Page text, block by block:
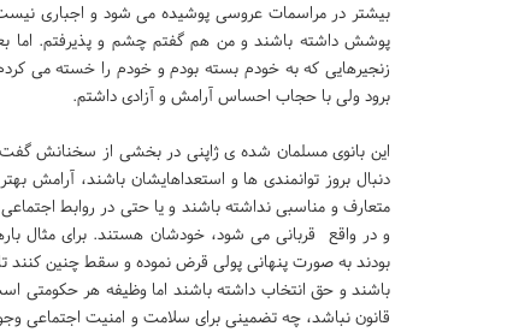
بیشتر در مراسمات عروسی پوشیده می شود و اجباری
پوشش داشته باشند و من هم گفتم چشم و پذیرفتم. اما
زنجیرهایی که به خودم بسته بودم و خودم را خسته می
برود ولی با حجاب احساس آرامش و آزادی داشتم.
این بانوی مسلمان شده ی ژاپنی در بخشی از سخنانش گفت:
دنبال بروز توانمندی ها و استعداهایشان باشند، آرامش
متعارف و مناسبی نداشته باشند و یا حتی در روابط
و در واقع قربانی می شود، خودشان هستند. برای مثال
بودند به صورت پنهانی پولی قرض نموده و سقط چنین کنند
باشند و حق انتخاب داشته باشند اما وظیفه هر حکومتی
قانون نباشد، چه تضمینی برای سلامت و امنیت اجتماعی